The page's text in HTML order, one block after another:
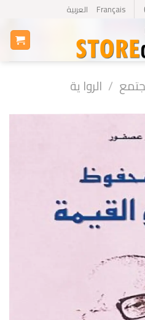
Français العربية
/ الروا ية